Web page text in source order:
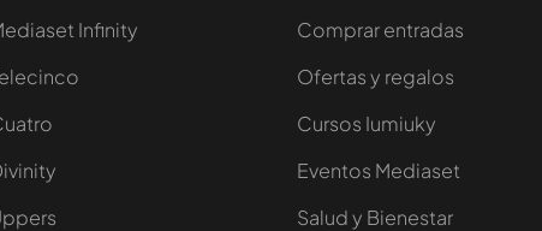
Infinity
Comprar entradas
Ofertas y regalos
Cursos Iumiuky
Eventos Mediaset
Salud y Bienestar